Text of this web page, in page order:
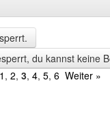
du kannst keine
1 , 2, 3, 4, 5, 6 Weiter »